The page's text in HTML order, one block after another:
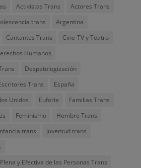
Activistas Trans
Actores Trans
trans
Argentina
Cantantes Trans
Cine-TV y Teatro
Humanos
Despatologización
Trans
España
Unidos Euforia
Familias Trans
Feminismo
Hombre Trans
trans
Juventud trans
y Efectiva de las Personas Trans